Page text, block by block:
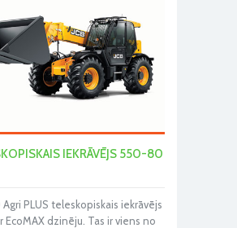
IEKRĀVĒJS 550-80
PLUS teleskopiskais iekrāvējs
EcoMAX dzinēju. Tas ir viens no